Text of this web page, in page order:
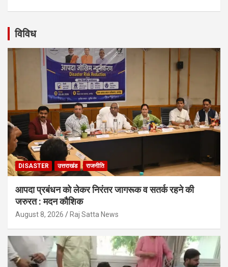
विविध
DISASTER उत्तराखंड राजनीति
आपदा प्रबंधन को लेकर निरंतर जागरूक व सतर्क रहने की
जरुरत : मदन कौशिक
August 8, 2026 Raj Satta News